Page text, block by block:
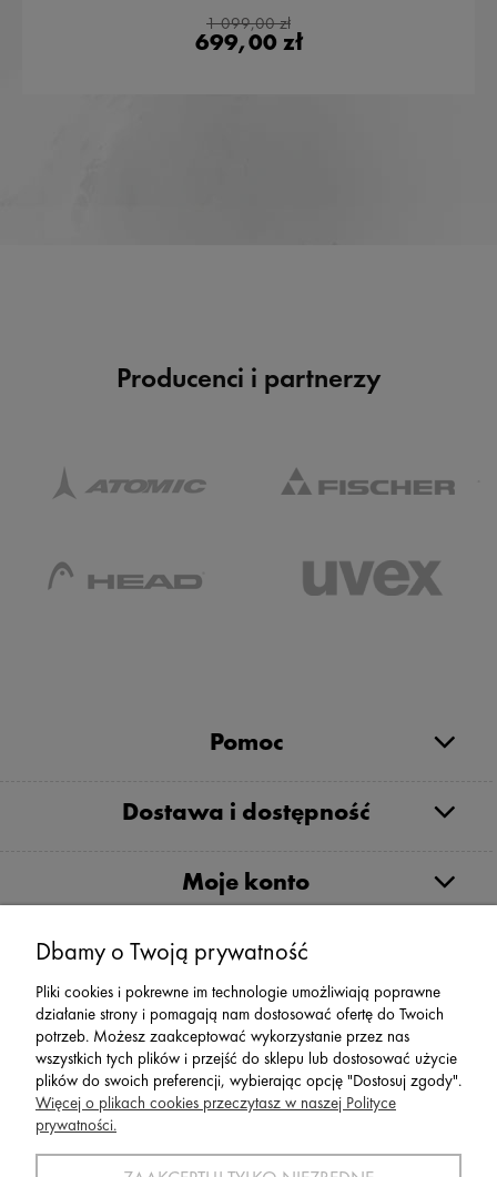
1 099,00 zł
699,00 zł
Producenci i partnerzy
Pomoc
Dostawa i dostępność
Moje konto
Serwis
Zwroty,Reklamacje Wymiany
SPORT 2002 ||
dolnośląskie, NIP: 611-24-66-379 || E-
Dbamy o Twoją prywatność
Pliki cookies i pokrewne im technologie umożliwiają poprawne
działanie strony i pomagają nam dostosować ofertę do Twoich
potrzeb. Możesz zaakceptować wykorzystanie przez nas
wszystkich tych plików i przejść do sklepu lub dostosować użycie
plików do swoich preferencji, wybierając opcję "Dostosuj zgody".
Więcej o plikach cookies przeczytasz w naszej Polityce
prywatności.